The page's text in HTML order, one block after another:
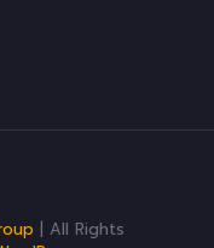
| All Rights